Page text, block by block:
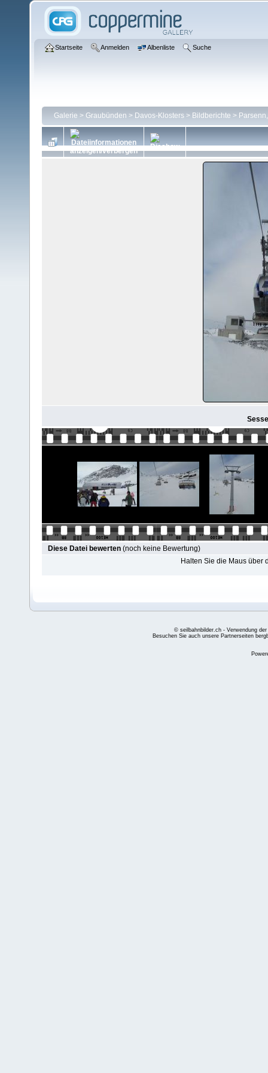
Startseite Anmelden Albenliste Suche
Galerie > Graubünden > Davos-Klosters > Bildberichte >
Diese Datei bewerten (noch keine Bewertung)
Halten Sie die Maus über
© seilbahnbilder.ch - Verwendung
Besuchen Sie auch unsere Partnerseiten